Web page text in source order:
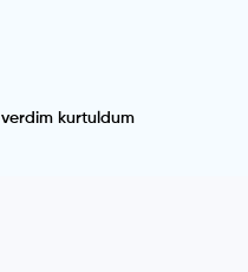
kurtuldum